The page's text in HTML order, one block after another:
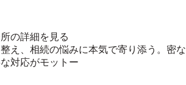
の詳細を見る
え、相続の悩みに本気で寄り添う。密な
対応がモットー